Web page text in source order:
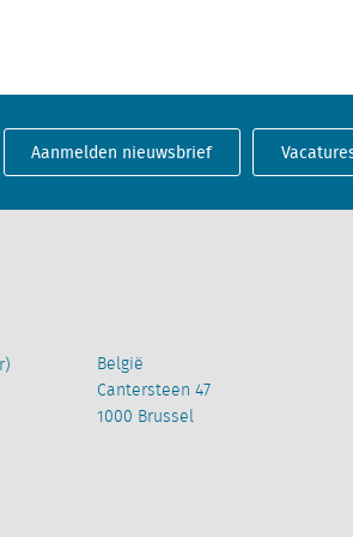
Aanmelden nieuwsbrief
België
Cantersteen 47
1000 Brussel